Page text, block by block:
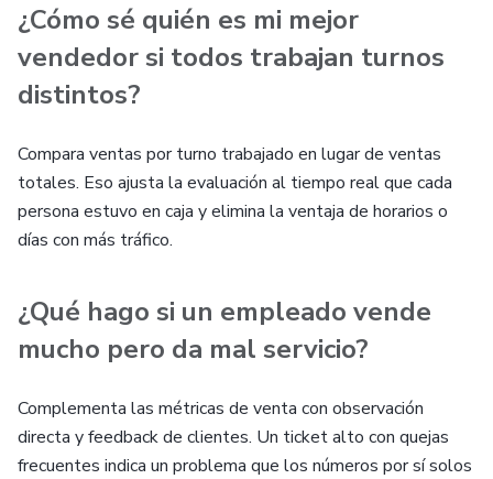
¿Cómo sé quién es mi mejor
vendedor si todos trabajan turnos
distintos?
Compara ventas por turno trabajado en lugar de ventas
totales. Eso ajusta la evaluación al tiempo real que cada
persona estuvo en caja y elimina la ventaja de horarios o
días con más tráfico.
¿Qué hago si un empleado vende
mucho pero da mal servicio?
Complementa las métricas de venta con observación
directa y feedback de clientes. Un ticket alto con quejas
frecuentes indica un problema que los números por sí solos